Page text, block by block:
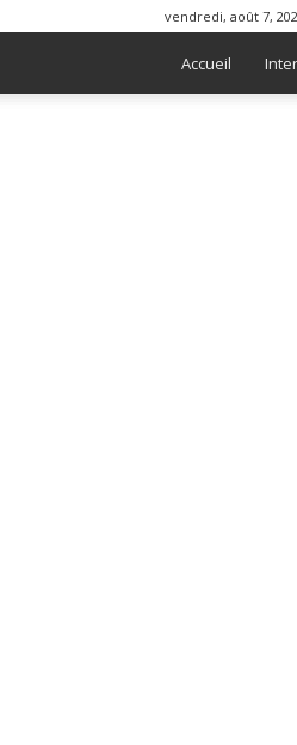
vendredi, août 7,
Accueil